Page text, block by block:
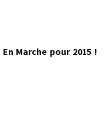
En Marche pour 2015 !